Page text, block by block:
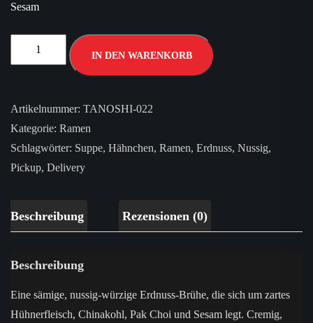
Sesam
IN DEN WARENKORB
Artikelnummer: TANOSHI-022
Kategorie: Ramen
Schlagwörter: Suppe, Hähnchen, Ramen, Erdnuss, Nussig,
Pickup, Delivery
Beschreibung Rezensionen (0)
Beschreibung
Eine sämige, nussig-würzige Erdnuss-Brühe, die sich um zartes
Hühnerfleisch, Chinakohl, Pak Choi und Sesam legt. Cremig,